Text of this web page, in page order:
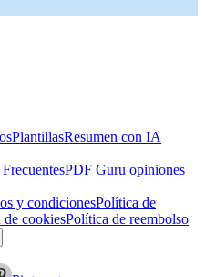
PlantillasResumen con IA
PDF Guru opiniones
y condicionesPolítica de
de cookiesPolítica de reembolso